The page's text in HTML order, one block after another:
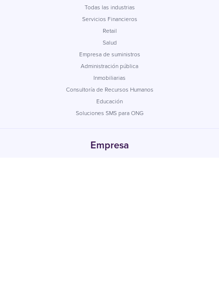
Todas las industrias
Servicios Financieros
Retail
Salud
Empresa de suministros
Administración pública
Inmobiliarias
Consultoría de Recursos Humanos
Educación
Soluciones SMS para ONG
Empresa